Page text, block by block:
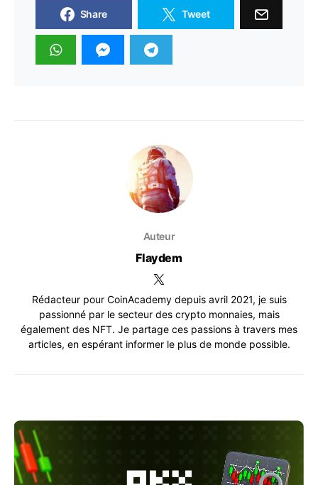
Share Tweet
Auteur
Flaydem
Rédacteur pour CoinAcademy depuis avril 2021, je suis
passionné par le secteur des crypto monnaies, mais
également des NFT. Je partage ces passions à travers mes
articles, en espérant informer le plus de monde possible.